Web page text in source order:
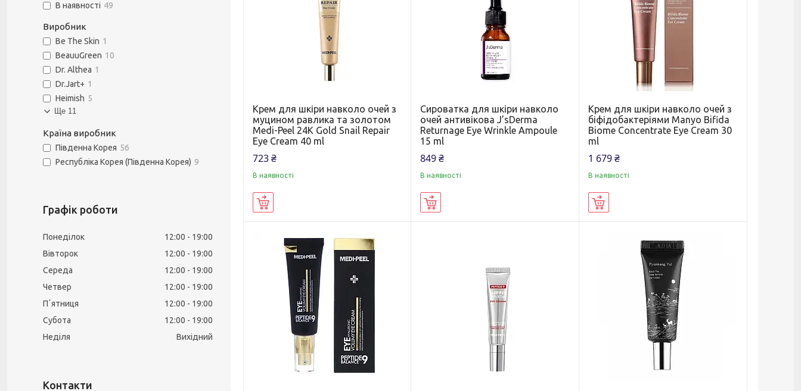
Крем для шкіри навколо очей з
муцином равлика та золотом
Medi-Peel 24K Gold Snail Repair
Eye Cream 40 ml
723 ₴
В наявності
Сироватка для шкіри навколо
очей антивікова J’sDerma
Returnage Eye Wrinkle Ampoule
15 ml
849 ₴
В наявності
Крем для шкіри навколо очей з
біфідобактеріями Manyo Bifida
Biome Concentrate Eye Cream 30
ml
1 679 ₴
В наявності
В наявності 49
Виробник
Be The Skin 1
BeauuGreen 10
Dr. Althea 1
Dr.Jart+ 1
Heimish 5
Ще 11
Країна виробник
Південна Корея 56
Республіка Корея (Південна Корея) 9
Графік роботи
Понеділок 12:00
19:00
Вівторок
12:00
19:00
Середа
12:00
19:00
Четвер
12:00
19:00
Пʼятниця
12:00
19:00
Субота
12:00
19:00
Неділя
Вихідний